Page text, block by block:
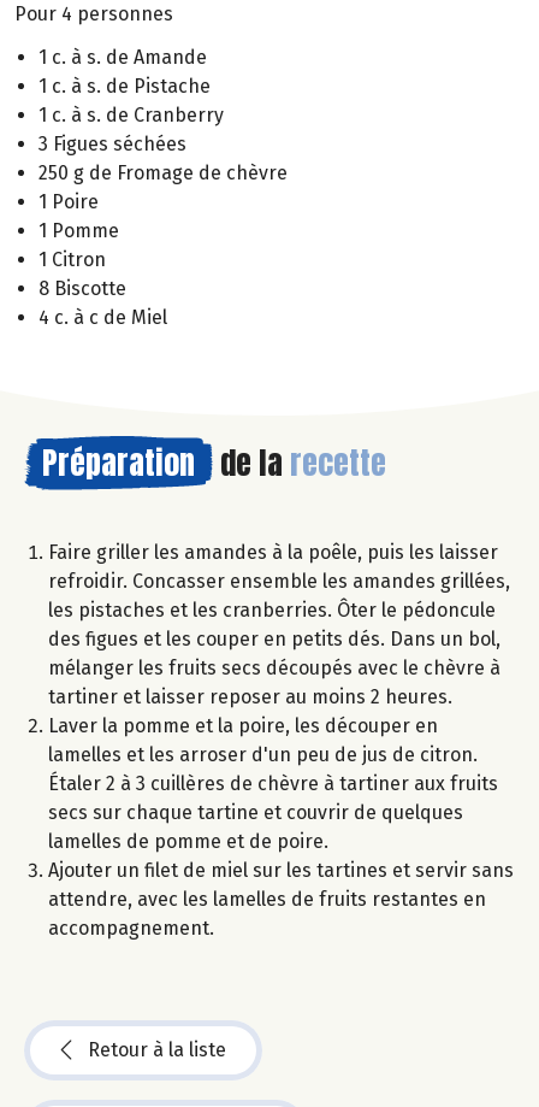
Pour 4 personnes
1 c. à s. de Amande
1 c. à s. de Pistache
1 c. à s. de Cranberry
3 Figues séchées
250 g de Fromage de chèvre
1 Poire
1 Pomme
1 Citron
8 Biscotte
4 c. à c de Miel
Préparation de la recette
Faire griller les amandes à la poêle, puis les laisser
refroidir. Concasser ensemble les amandes grillées,
les pistaches et les cranberries. Ôter le pédoncule
des figues et les couper en petits dés. Dans un bol,
mélanger les fruits secs découpés avec le chèvre à
tartiner et laisser reposer au moins 2 heures.
Laver la pomme et la poire, les découper en
lamelles et les arroser d'un peu de jus de citron.
Étaler 2 à 3 cuillères de chèvre à tartiner aux fruits
secs sur chaque tartine et couvrir de quelques
lamelles de pomme et de poire.
Ajouter un filet de miel sur les tartines et servir sans
attendre, avec les lamelles de fruits restantes en
accompagnement.
Retour à la liste